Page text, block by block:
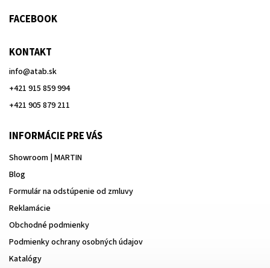
FACEBOOK
KONTAKT
info@atab.sk
+421 915 859 994
+421 905 879 211
INFORMÁCIE PRE VÁS
Showroom | MARTIN
Blog
Formulár na odstúpenie od zmluvy
Reklamácie
Obchodné podmienky
Podmienky ochrany osobných údajov
Katalógy